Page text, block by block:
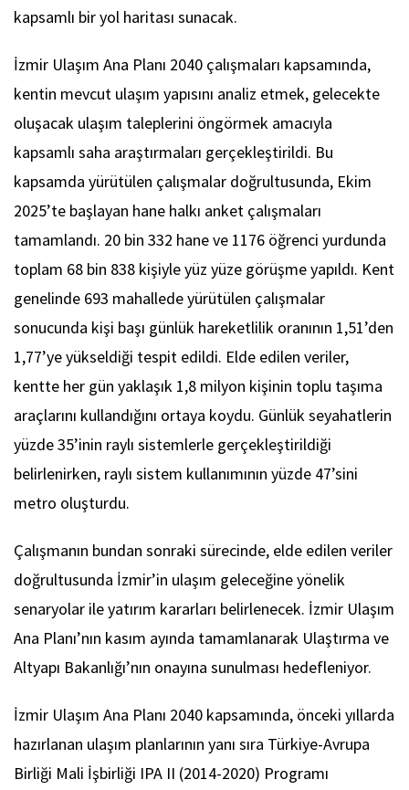
kapsamlı bir yol haritası sunacak.
İzmir Ulaşım Ana Planı 2040 çalışmaları kapsamında,
kentin mevcut ulaşım yapısını analiz etmek, gelecekte
oluşacak ulaşım taleplerini öngörmek amacıyla
kapsamlı saha araştırmaları gerçekleştirildi. Bu
kapsamda yürütülen çalışmalar doğrultusunda, Ekim
2025’te başlayan hane halkı anket çalışmaları
tamamlandı. 20 bin 332 hane ve 1176 öğrenci yurdunda
toplam 68 bin 838 kişiyle yüz yüze görüşme yapıldı. Kent
genelinde 693 mahallede yürütülen çalışmalar
sonucunda kişi başı günlük hareketlilik oranının 1,51’den
1,77’ye yükseldiği tespit edildi. Elde edilen veriler,
kentte her gün yaklaşık 1,8 milyon kişinin toplu taşıma
araçlarını kullandığını ortaya koydu. Günlük seyahatlerin
yüzde 35’inin raylı sistemlerle gerçekleştirildiği
belirlenirken, raylı sistem kullanımının yüzde 47’sini
metro oluşturdu.
Çalışmanın bundan sonraki sürecinde, elde edilen veriler
doğrultusunda İzmir’in ulaşım geleceğine yönelik
senaryolar ile yatırım kararları belirlenecek. İzmir Ulaşım
Ana Planı’nın kasım ayında tamamlanarak Ulaştırma ve
Altyapı Bakanlığı’nın onayına sunulması hedefleniyor.
İzmir Ulaşım Ana Planı 2040 kapsamında, önceki yıllarda
hazırlanan ulaşım planlarının yanı sıra Türkiye-Avrupa
Birliği Mali İşbirliği IPA II (2014-2020) Programı